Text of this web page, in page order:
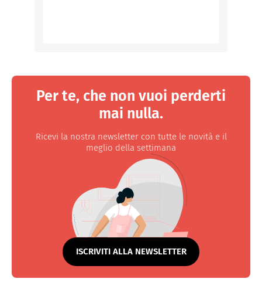
Per te, che non vuoi perderti
mai nulla.
Ricevi la nostra newsletter con tutte le novità e il
meglio della settimana
ISCRIVITI ALLA NEWSLETTER